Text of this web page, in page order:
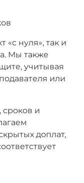
«с нуля», так и
Мы также
учитывая
или
сроков и
доплат,